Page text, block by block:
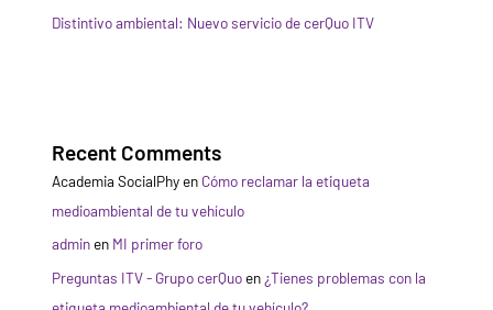
Distintivo ambiental: Nuevo servicio de cerQuo ITV
Recent Comments
Academia SocialPhyen Cómo reclamar la etiqueta
medioambiental de tu vehículo
adminen MI primer foro
Preguntas ITV - Grupo cerQuoen ¿Tienes problemas con la